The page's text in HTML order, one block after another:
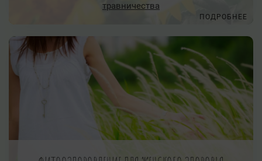
травничества
ПОДРОБНЕЕ